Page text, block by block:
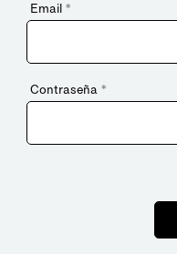
Email *
Contraseña *